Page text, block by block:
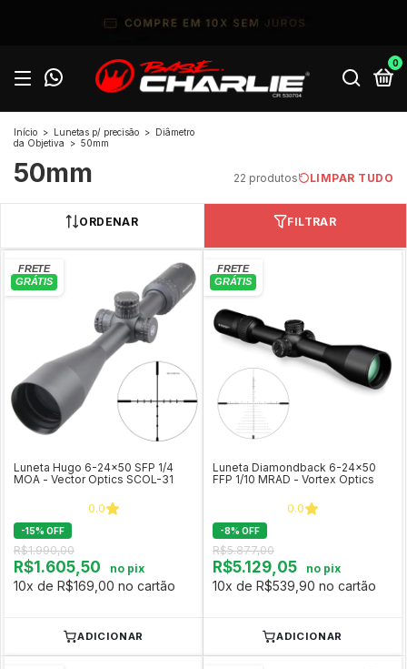
0
Início > Lunetas p/ precisão >
Diâmetro
da Objetiva
> 50mm
50mm 22 produtos LIMPAR TUDO
ORDENAR FILTRAR
Luneta Hugo 6-24x50 SFP 1/4
MOA - Vector Optics SCOL-31
0.0
-15% OFF
R$1.990,00
R$1.605,50 no pix
10x de R$169,00 no cartão
ADICIONAR
Luneta Diamondback 6-24x50
FFP 1/10 MRAD - Vortex Optics
0.0
-8% OFF
R$5.877,00
R$5.129,05 no pix
10x de R$539,90 no cartão
ADICIONAR